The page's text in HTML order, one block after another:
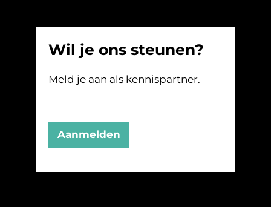
Wil je ons steunen?
Meld je aan als kennispartner.
Aanmelden